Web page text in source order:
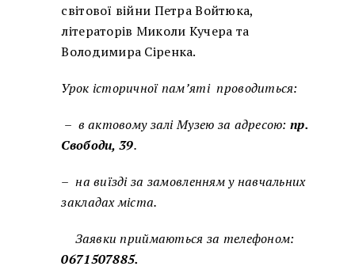
світової війни Петра Войтюка,
літераторів Миколи Кучера та
Володимира Сіренка.
Урок історичної пам’яті проводиться:
– в актовому залі Музею за адресою:пр.
Свободи, 39.
– на виїзді за замовленням у навчальних
закладах міста.
Заявки приймаються за телефоном:
0671507885.